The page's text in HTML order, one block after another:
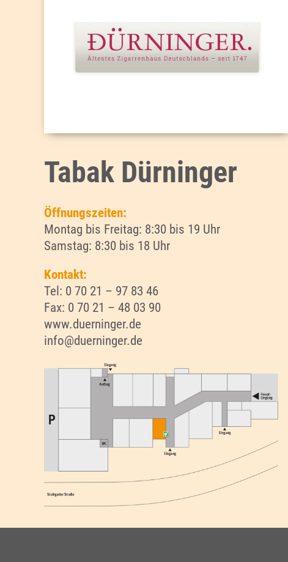
Tabak Dürninger
Öffnungszeiten:
Montag bis Freitag: 8:30 bis 19 Uhr
Samstag: 8:30 bis 18 Uhr
Kontakt:
Tel: 0 70 21 – 97 83 46
Fax: 0 70 21 – 48 03 90
www.duerninger.de
info@duerninger.de